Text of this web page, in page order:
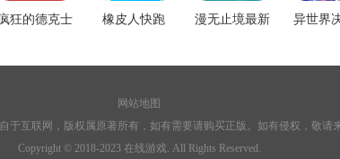
狂的德克士 橡皮人快跑 漫无止境最新 异世界
网站地图
于互联网，版权属原著所有，如有需要请购买正版。如有侵权，敬请
Copyright © 2018-2023 在线游戏. All Rights Reserved.